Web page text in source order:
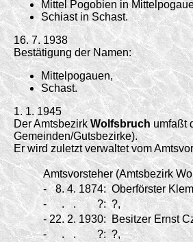
Mittel Pogobien in
Schiast in Schast.
16. 7. 1938
Bestätigung der Namen:
Mittelpogauen,
Schast.
1. 1. 1945
Der Amtsbezirk Wolfsbruch umfaßt
Gemeinden/Gutsbezirke).
Er wird zuletzt verwaltet vom
Amtsvorsteher (Amtsbezirk
-
8. 4. 1874: Oberförster
-
. . ?: ?,
- 22. 2. 1930:
Besitzer Ernst
-
. . ?: ?,